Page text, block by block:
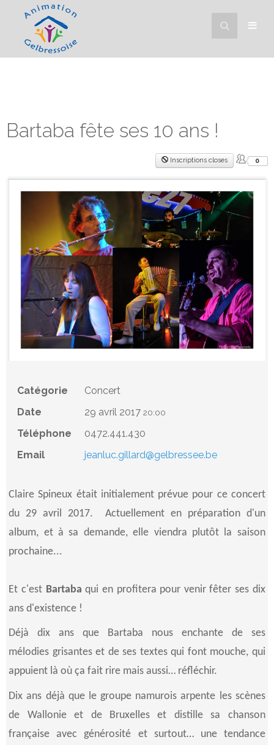
Bartaba fête ses 10 ans !
Inscriptions closes 0
Catégorie
Concert
Date
29 avril 201720:00
Téléphone
0472.441.430
Email
jeanluc.gillard@gelbressee.be
Claire Spineux était initialement prévue pour ce concert
du 29 avril 2017. Actuellement en préparation d'un
album, et à sa demande, elle viendra plutôt la saison
prochaine...
Et c'est Bartaba qui en profitera pour venir fêter ses dix
ans d'existence !
Déjà dix ans que Bartaba nous enchante de ses
mélodies grisantes et de ses textes qui font mouche, qui
appuient là où ça fait rire mais aussi… réfléchir.
Dix ans déjà que le groupe namurois arpente les scènes
de Wallonie et de Bruxelles et distille sa chanson
française avec générosité et surtout… une tendance